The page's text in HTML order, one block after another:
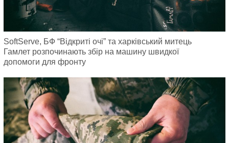
SoftServe, БФ “Відкриті очі” та харківський митець
Гамлет розпочинають збір на машину швидкої
допомоги для фронту